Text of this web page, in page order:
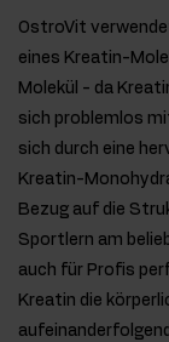
OstroVit
eines Kreatin-
Molekül - da
sich problemlos
sich durch eine
Kreatin-
Bezug auf die
Sportlern am
auch für Profis
Kreatin die